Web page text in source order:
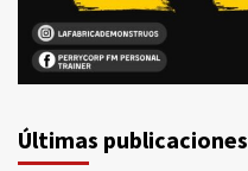
Últimas publicaciones